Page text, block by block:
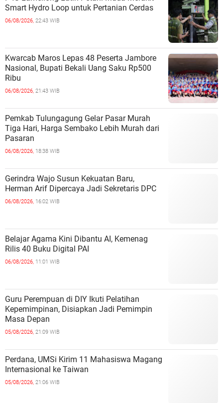
Smart Hydro Loop untuk Pertanian Cerdas
06/08/2026, 22:43 WIB
Kwarcab Maros Lepas 48 Peserta Jambore
Nasional, Bupati Bekali Uang Saku Rp500
Ribu
06/08/2026, 21:43 WIB
Pemkab Tulungagung Gelar Pasar Murah
Tiga Hari, Harga Sembako Lebih Murah dari
Pasaran
06/08/2026, 18:38 WIB
Gerindra Wajo Susun Kekuatan Baru,
Herman Arif Dipercaya Jadi Sekretaris DPC
06/08/2026, 16:02 WIB
Belajar Agama Kini Dibantu AI, Kemenag
Rilis 40 Buku Digital PAI
06/08/2026, 11:01 WIB
Guru Perempuan di DIY Ikuti Pelatihan
Kepemimpinan, Disiapkan Jadi Pemimpin
Masa Depan
05/08/2026, 21:09 WIB
Perdana, UMSi Kirim 11 Mahasiswa Magang
Internasional ke Taiwan
05/08/2026, 21:06 WIB